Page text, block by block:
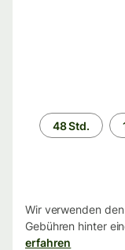
Zeitraum
48 Std.
Wir verwenden
Gebühren hinter
erfahren